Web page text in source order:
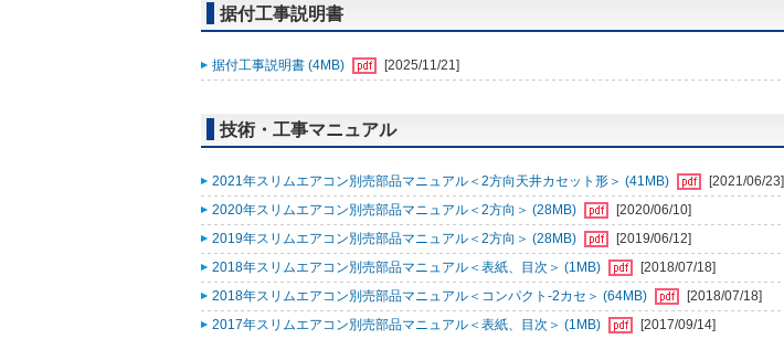
据付工事説明書
据付工事説明書 (4MB) [2025/11/21]
技術・工事マニュアル
2021年スリムエアコン別売部品マニュアル＜2方向天井カセット形＞ (41MB)
[2021/06/23]
2020年スリムエアコン別売部品マニュアル＜2方向＞ (28MB)
[2020/06/10]
2019年スリムエアコン別売部品マニュアル＜2方向＞ (28MB)
[2019/06/12]
2018年スリムエアコン別売部品マニュアル＜表紙、目次＞ (1MB)
[2018/07/18]
2018年スリムエアコン別売部品マニュアル＜コンパクト-2カセ＞ (64MB)
[2018/07/18]
2017年スリムエアコン別売部品マニュアル＜表紙、目次＞ (1MB)
[2017/09/14]